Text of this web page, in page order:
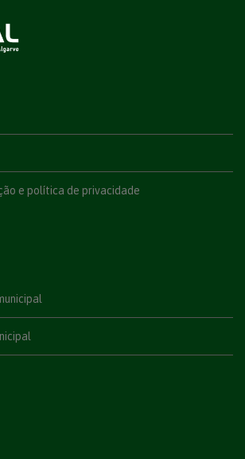
e política de privacidade